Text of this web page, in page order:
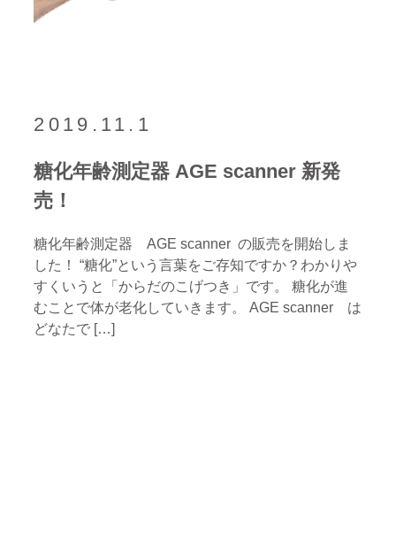
2019.11.1
糖化年齢測定器 AGE scanner 新発
売！
糖化年齢測定器 AGE scanner の販売を開始しま
した！ “糖化”という言葉をご存知ですか？わかりや
すくいうと「からだのこげつき」です。 糖化が進
むことで体が老化していきます。 AGE scanner は
どなたで […]